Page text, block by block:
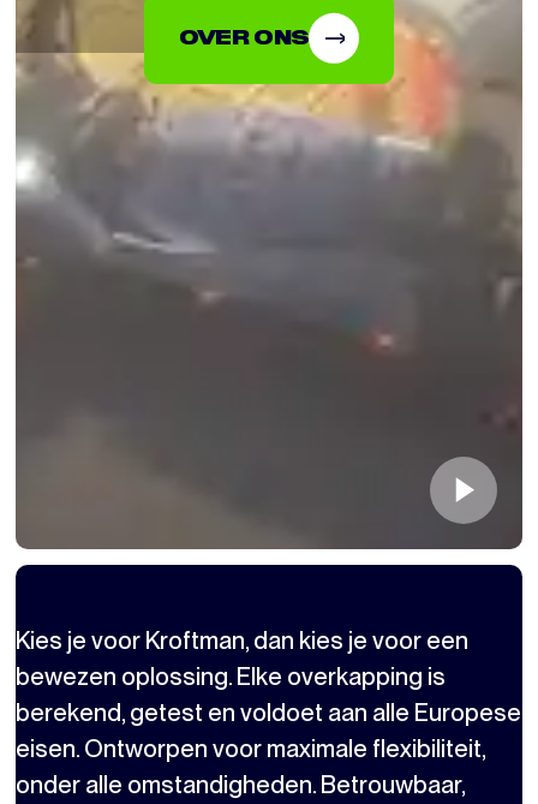
OVER ONS
Kies je voor Kroftman, dan kies je voor een
bewezen oplossing. Elke overkapping is
berekend, getest en voldoet aan alle Europese
eisen. Ontworpen voor maximale flexibiliteit,
onder alle omstandigheden. Betrouwbaar,